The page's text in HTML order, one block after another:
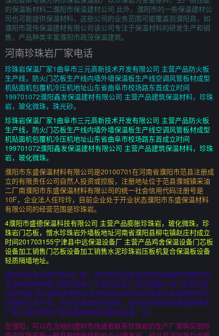
的保温板材料二濮阳市保温建材公司 此外，濮阳市的一些保温建材公
司也可能提供保温材料，这些公司的业务范围可能覆盖到濮阳县，如
濮阳市晟伟保温建材有限公司该公司专注于保温材料的研发生产和销
售，产品种类丰富濮阳市政茂保温建筑。
河南珍珠岩厂家电话
珍珠岩保温厂家1曲阜市三元高新技术开发有限公司 主营产品防火板
生产线，防火门芯板生产线内墙外墙保温板生产线空调风管板材成型
机贴面机包覆机冷压机地址山东省曲阜市校场路东首成立时间
199701072濮阳鑫发保温建材有限公司 主营产品建筑保温材料，珍珠
岩，玻化微珠，珠光砂。
珍珠岩保温厂家1曲阜市三元高新技术开发有限公司 主营产品防火板
生产线，防火门芯板生产线内墙外墙保温板生产线空调风管板材成型
机贴面机包覆机冷压机地址山东省曲阜市校场路东首成立时间
199701072濮阳鑫发保温建材有限公司 主营产品建筑保温材料，珍珠
岩，玻化微珠。
濮阳市东盛保温材料有限公司是20100701在河南省濮阳市范县注册成
立的有限责任公司自然人投资或控股，注册地址位于范县濮城镇采油
二厂南濮阳市东盛保温材料有限公司的统一社会信用代码注册号是
10F，企业法人任玲玲，目前企业处于开业状态濮阳市东盛保温材料
有限公司的经营范围是珍珠岩。
4濮阳市盛德保温科技有限公司 主营产品膨胀珍珠岩，玻化微珠，珍
珠岩门芯板，憎水珍珠岩外墙板地址河南省濮阳县柳屯镇赵庄村成立
时间201703155宁津县中远保温设备厂 主营产品鸡舍保温设备门芯板
设备加工销售门芯板设备加工销售水泥珍珠岩压板机复合保温板设备
轻质隔墙地址。
濮阳地区有多家珍珠岩厂家，其中爱家灯具装修材料装修材料超市创
艺装修材料等是不错的选择以下是对这些厂家的简要介绍1 爱家灯具
装修材料 地址濮阳市南乐县光明北路430号简介爱家灯具装修材料不
仅提供灯具产品，还涉足装修材料领域，包括珍珠岩墙体保温板等该
厂家以其优质的产品质量和良好的服务态度，在。
在濮阳，可以在当地的建材市场或者联系珍珠岩的生产厂家购买到珍